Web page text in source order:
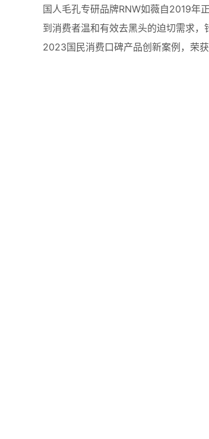
国人毛孔专研品牌RNW如薇自2019年
到消费者温和有效去黑头的迫切需求
2023国民消费口碑产品创新案例，荣